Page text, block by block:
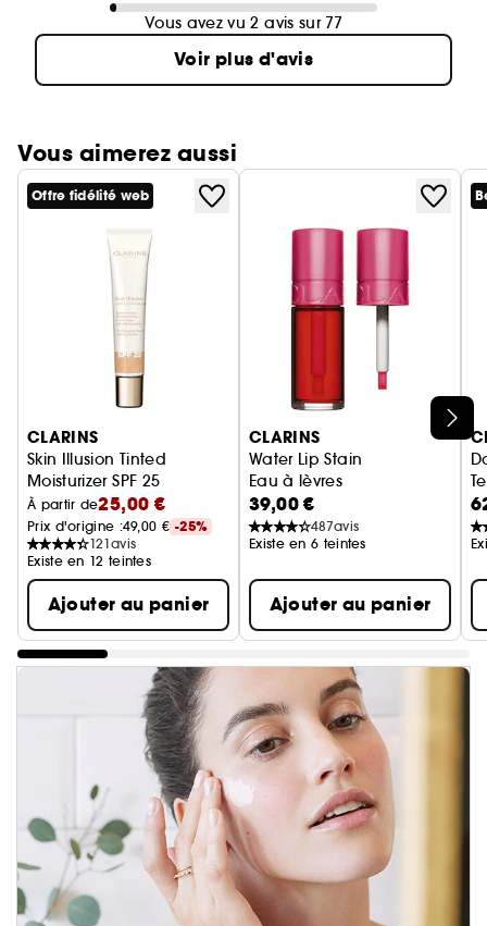
Vous avez vu 2 avis sur 77
Voir plus d'avis
Vous aimerez aussi
Offre fidélité web
CLARINS
Skin Illusion Tinted
Moisturizer SPF 25
Crème teintée booster d'éclat
À partir de25,00 €
Prix d'origine :49,00 € -25%
121avis
Existe en 12 teintes
Ajouter au panier
CLARINS
Water Lip Stain
Eau à lèvres
39,00 €
487avis
Existe en 6 teintes
Ajouter au panier